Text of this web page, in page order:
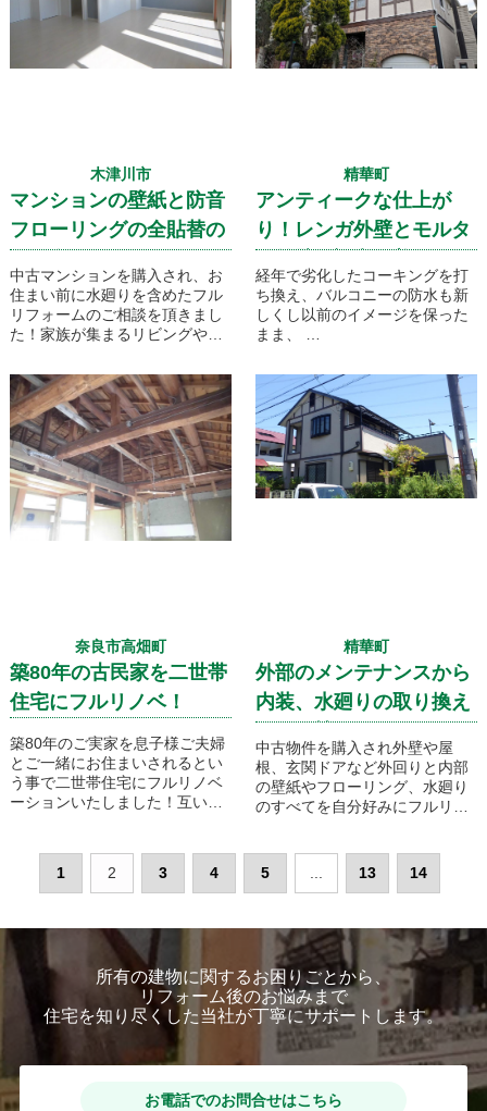
木津川市
マンションの壁紙と防音
フローリングの全貼替の
中古マンションを購入され、お
住まい前に水廻りを含めたフル
リフォームのご相談を頂きまし
た！家族が集まるリビングやお
お好みに合わせたカラーや仕様
を採用し家族に合わせたフルリ
フォームとなりました！
精華町
アンティークな仕上が
り！レンガ外壁とモルタ
壁塗装工事
経年で劣化したコーキングを打
ち換え、バルコニーの防水も新
しくし以前のイメージを保った
まま、
です。
奈良市高畑町
築80年の古民家を二世帯
住宅にフルリノベ！
築80年のご実家を息子様ご夫婦
とご一緒にお住まいされるとい
う事で二世帯住宅にフルリノベ
ーションいたしました！互いの
とさせて頂きました。主に上下
夫婦のキッチンは一階に設ける
形といたしました！
精華町
外部のメンテナンスから
内装、水廻りの取り換え
ノベです！
中古物件を購入され外壁や屋
根、玄関ドアなど外回りと内部
の壁紙やフローリング、水廻り
のすべてを自分好みにフルリノ
取り入れることで収納スペース
適な空間へと計画致しました！
1 2 3 4 5 13 14
所有の建物に関するお困りごとから、
リフォーム後のお悩みまで
住宅を知り尽くした当社が丁寧にサポートします。
お電話でのお問合せはこちら